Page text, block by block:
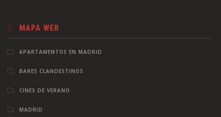
MAPA WEB
APARTAMENTOS EN MADRID
BARES CLANDESTINOS
CINES DE VERANO
MADRID